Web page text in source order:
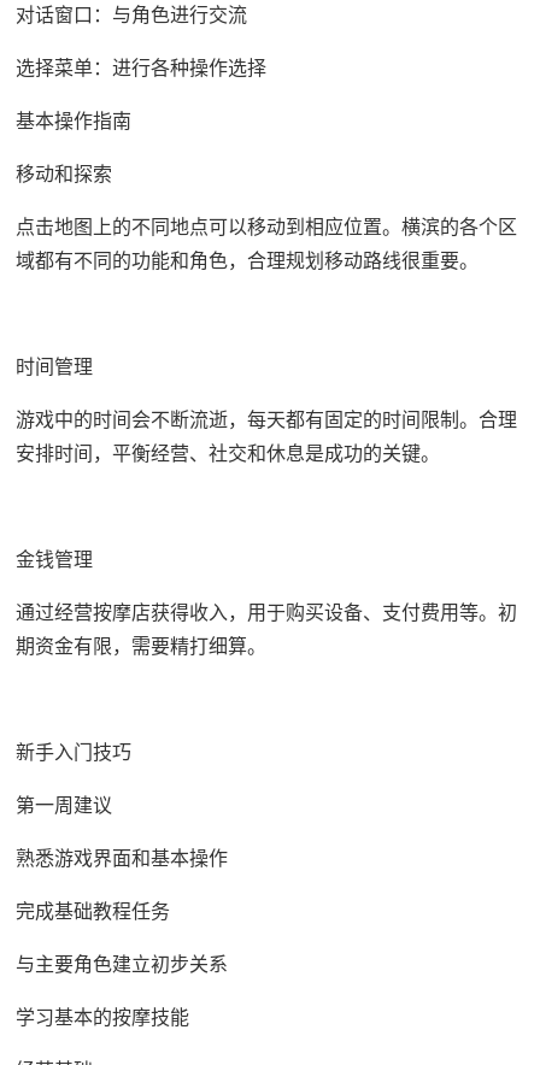
对话窗口：与角色进行交流
选择菜单：进行各种操作选择
基本操作指南
移动和探索
点击地图上的不同地点可以移动到相应位置。横滨的各个区
域都有不同的功能和角色，合理规划移动路线很重要。
时间管理
游戏中的时间会不断流逝，每天都有固定的时间限制。合理
安排时间，平衡经营、社交和休息是成功的关键。
金钱管理
通过经营按摩店获得收入，用于购买设备、支付费用等。初
期资金有限，需要精打细算。
新手入门技巧
第一周建议
熟悉游戏界面和基本操作
完成基础教程任务
与主要角色建立初步关系
学习基本的按摩技能